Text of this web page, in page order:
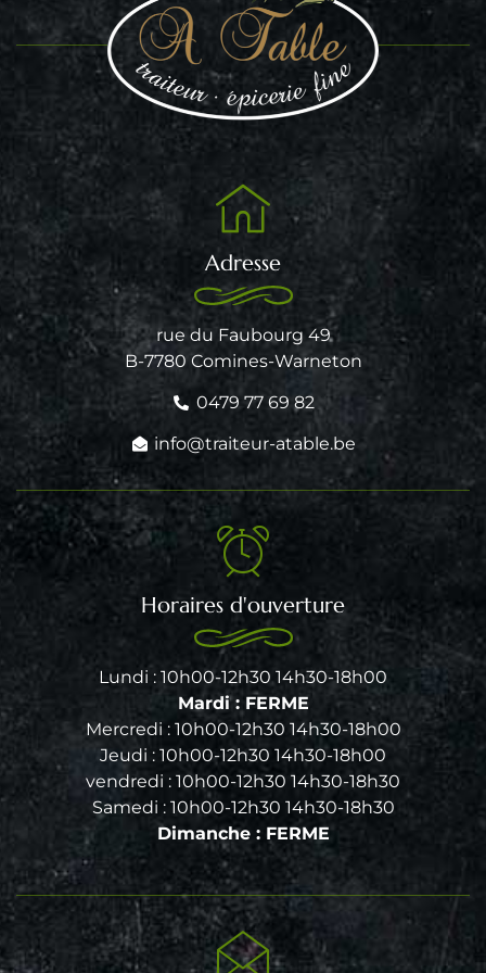
Adresse
rue du Faubourg 49
B-7780 Comines-Warneton
0479 77 69 82
info@traiteur-atable.be
Horaires d'ouverture
Lundi : 10h00-12h30 14h30-18h00
Mardi : FERME
Mercredi : 10h00-12h30 14h30-18h00
Jeudi : 10h00-12h30 14h30-18h00
vendredi : 10h00-12h30 14h30-18h30
Samedi : 10h00-12h30 14h30-18h30
Dimanche : FERME